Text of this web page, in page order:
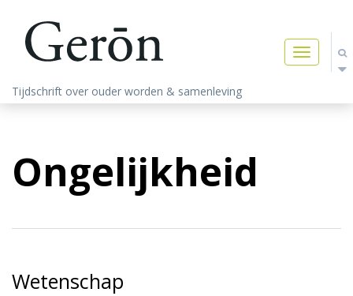
Toggle
navigation
Tijdschrift over ouder worden & samenleving
Ongelijkheid
Wetenschap